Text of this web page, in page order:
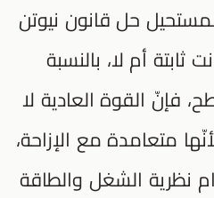
حل قانون نيوتن
ثابتة أم لا، بالنسبة
فإنّ القوة العادية لا
متعامدة مع الإزاحة،
نظرية الشغل والطاقة